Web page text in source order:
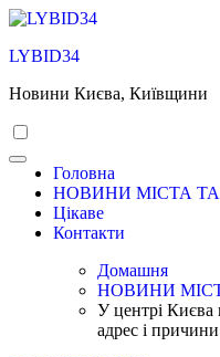
Перейти
вмісту
LYBID34
Новини Києва, Київщини
Головна
НОВИНИ МІСТА ТА
Цікаве
Контакти
Домашня
НОВИНИ
У центрі Києва
адрес і причини